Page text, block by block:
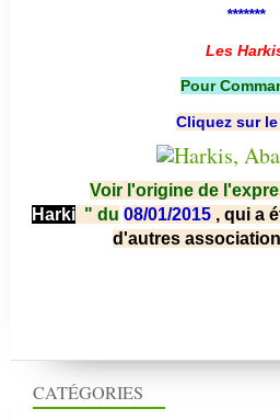
CATÉGORIES
*******
Les
Pour
Cliquez sur
Voir l'origine de
Harki " du 08/01/2015 , qui a
d'autres